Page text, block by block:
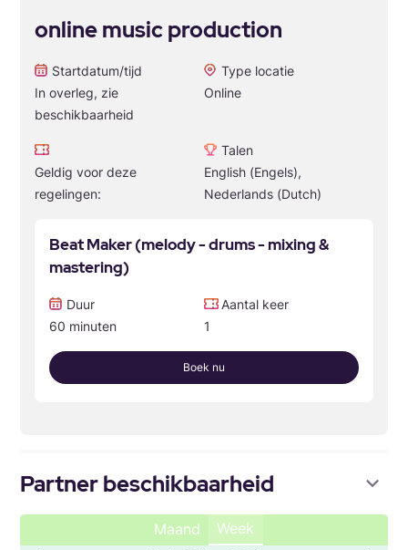
online music production
Startdatum/tijd
In overleg, zie
beschikbaarheid
Type locatie
Online
Geldig voor deze
regelingen:
Talen
English (Engels),
Nederlands (Dutch)
Beat Maker (melody - drums - mixing &
mastering)
Duur
60 minuten
Aantal keer
1
Boek nu
Partner beschikbaarheid
Maand Week